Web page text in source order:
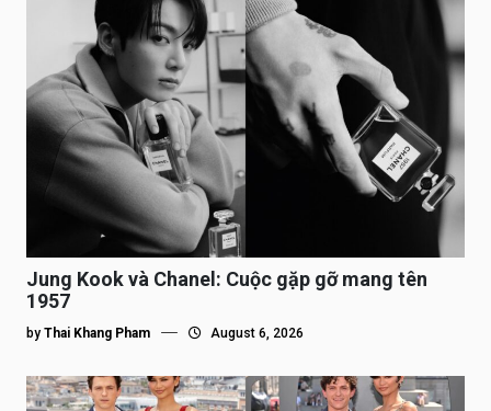
Jung Kook và Chanel: Cuộc gặp gỡ mang tên
1957
by Thai Khang Pham August 6, 2026